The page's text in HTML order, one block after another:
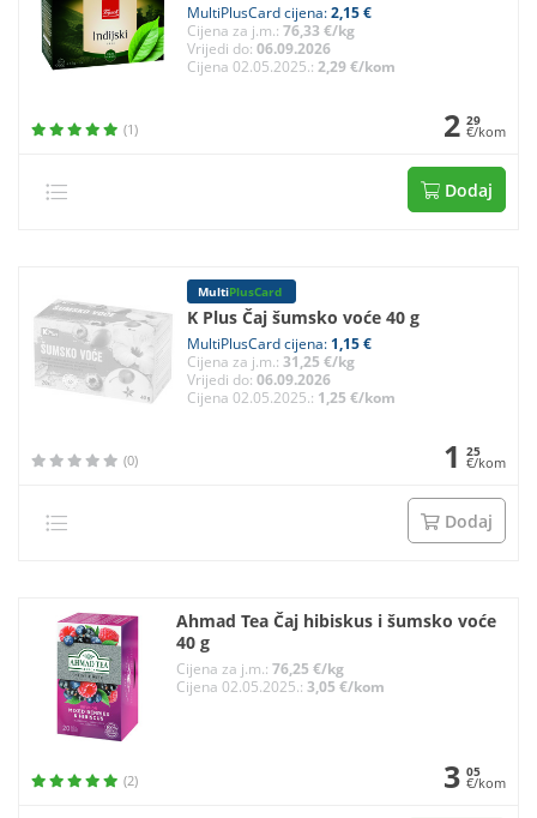
MultiPlusCard cijena:2,15 €
Cijena za j.m.: 76,33 €/kg
Vrijedi do: 06.09.2026
Cijena 02.05.2025.: 2,29 €/kom
(1) 2 29
€/kom
Dodaj
MultiPlusCard
K Plus Čaj šumsko voće 40 g
MultiPlusCard cijena: 1,15 €
Cijena za j.m.: 31,25 €/kg
Vrijedi do: 06.09.2026
Cijena 02.05.2025.: 1,25 €/kom
(0) 1 25
€/kom
Dodaj
Ahmad Tea Čaj hibiskus i šumsko voće
40 g
Cijena za j.m.: 76,25 €/kg
Cijena 02.05.2025.: 3,05 €/kom
(2) 3 05
€/kom